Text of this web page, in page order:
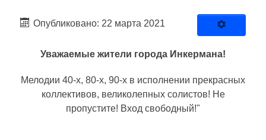
Опубликовано: 22 марта 2021
Уважаемые жители города Инкермана!
Мелодии 40-х, 80-х, 90-х в исполнении прекрасных
коллективов, великолепных солистов! Не
пропустите! Вход свободный!"